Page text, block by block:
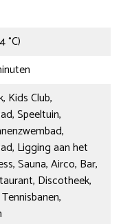
°C)
Kids Club,
Speeltuin,
Ligging aan het
Sauna, Airco, Bar,
Discotheek,